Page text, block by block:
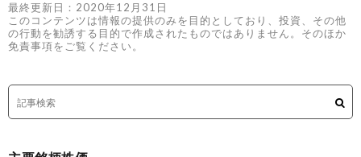
最終更新日：2020年12月31日
このコンテンツは情報の提供のみを目的としており、投資、その他
の行動を勧誘する目的で作成されたものではありません。そのほか
免責事項をご覧ください。